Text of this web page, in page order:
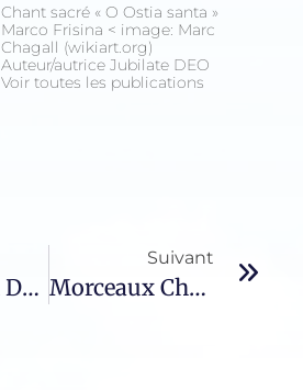
Chant sacré « O Ostia santa »
Marco Frisina < image: Marc
Chagall (wikiart.org)
Auteur/autrice Jubilate DEO
Voir toutes les publications
La Citation Du Jour – 829 / Nahman De Braslav
Suivant
Morceaux Choisis – 88 / Thérèse Bénédicte De La Croix